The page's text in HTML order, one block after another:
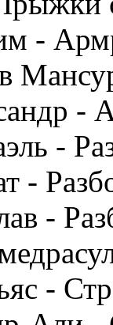
-
-
-
-
-
-